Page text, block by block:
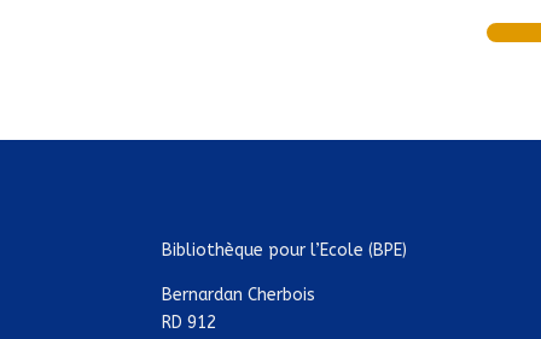
Bibliothèque pour l’Ecole (BPE)
Bernardan Cherbois
RD 912